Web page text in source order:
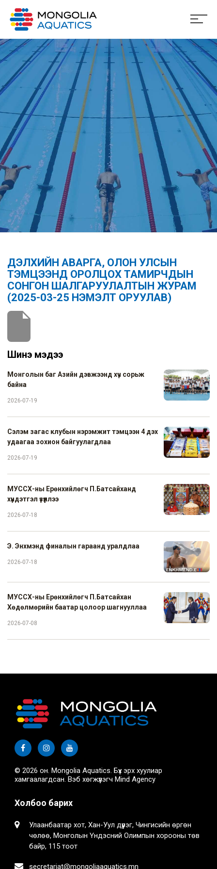
ДЭЛХИЙН АВАРГА, ОЛОН УЛСЫН
ТЭМЦЭЭНД ОРОЛЦОХ ТАМИРЧДЫН
СОНГОН ШАЛГАРУУЛАЛТЫН ЖУРАМ
(2025-03-25 НЭМЭЛТ ОРУУЛАВ)
Шинэ мэдээ
Монголын баг Азийн дэвжээнд хүч сорьж
байна
2026-07-19
Сэлэм загас клубын нэрэмжит тэмцээн 4 дэх
удаагаа зохион байгуулагдлаа
2026-07-19
МУССХ-ны Ерөнхийлөгч П.Батсайханд
хүндэтгэл үзүүллээ
2026-07-18
Э. Энхмэнд финалын гараанд уралдлаа
2026-07-18
МУССХ-ны Ерөнхийлөгч П.Батсайхан
Хөдөлмөрийн баатар цолоор шагнууллаа
2026-07-08
© 2026 он. Mongolia Aquatics. Бүх эрх хуулиар
хамгаалагдсан. Вэб хөгжүүлэгч Mind Agency
Холбоо барих
Улаанбаатар хот, Хан-Уул дүүрэг, Чингисийн өргөн
чөлөө, Монголын Үндэсний Олимпын хорооны төв
байр, 115 тоот
secretariat@mongoliaaquatics.mn